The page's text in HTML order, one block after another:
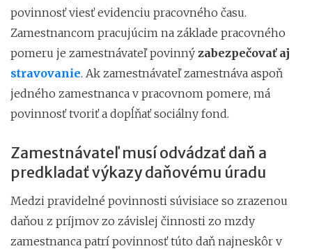
povinnosť viesť evidenciu pracovného času.
Zamestnancom pracujúcim na základe pracovného
pomeru je zamestnávateľ povinný zabezpečovať aj
stravovanie. Ak zamestnávateľ zamestnáva aspoň
jedného zamestnanca v pracovnom pomere, má
povinnosť tvoriť a dopĺňať sociálny fond.
Zamestnávateľ musí odvádzať daň a
predkladať výkazy daňovému úradu
Medzi pravidelné povinnosti súvisiace so zrazenou
daňou z príjmov zo závislej činnosti zo mzdy
zamestnanca patrí povinnosť túto daň najneskôr v